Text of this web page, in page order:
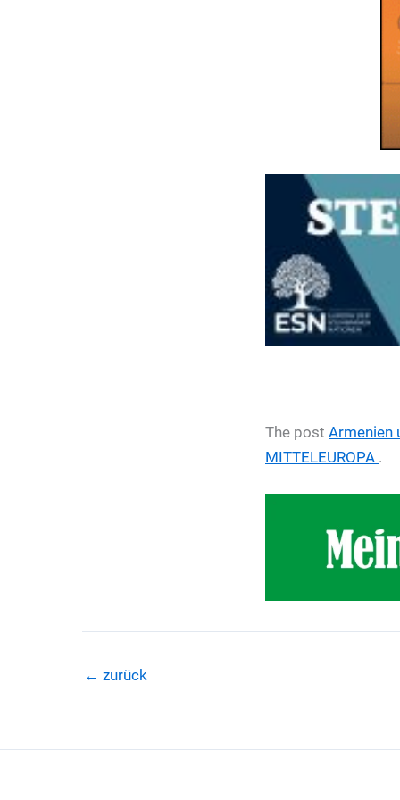
The post Armenien
MITTELEUROPA .
← zurück